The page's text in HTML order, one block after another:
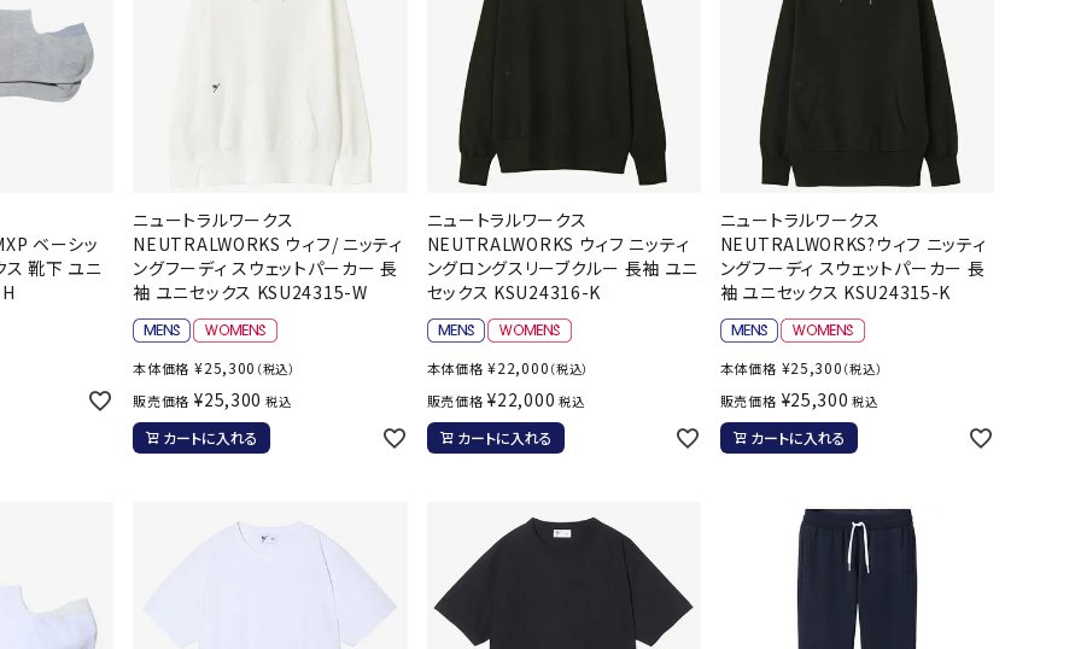
キャップ
その他アクセサリー
バーベキュー・焚き火
ベット・マット・シート
その他アクセサリー
ベーシッ
ス 靴下 ユニ
ニュートラルワークス
NEUTRALWORKS ウィフ/ ニッティ
ングフーディ スウェットパーカー 長
袖 ユニセックス KSU24315-W
本体価格 ¥25,300 （税込）
販売価格 ¥25,300 税込
カートに入れる
ニュートラルワークス
NEUTRALWORKS ウィフ ニッティ
ングロングスリーブクルー 長袖 ユニ
セックス KSU24316-K
本体価格 ¥22,000 （税込）
販売価格 ¥22,000 税込
カートに入れる
ニュートラルワークス
NEUTRALWORKS?ウィフ ニッティ
ングフーディ スウェットパーカー 長
袖 ユニセックス KSU24315-K
本体価格 ¥25,300 （税込）
販売価格 ¥25,300 税込
カートに入れる